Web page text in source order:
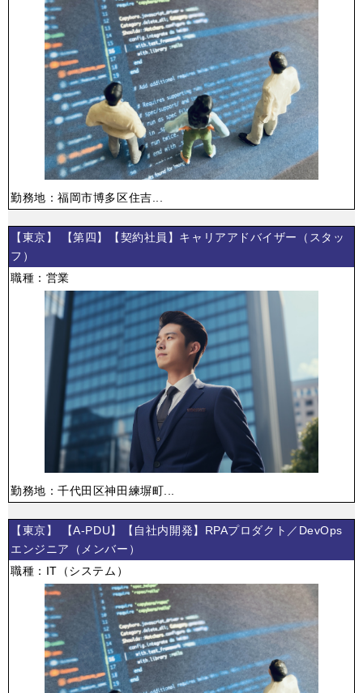
勤務地：福岡市博多区住吉...
【東京】 【第四】【契約社員】キャリアアドバイザー（スタッ
フ）
職種：営業
勤務地：千代田区神田練塀町...
【東京】 【A-PDU】【自社内開発】RPAプロダクト／DevOps
エンジニア（メンバー）
職種：IT（システム）